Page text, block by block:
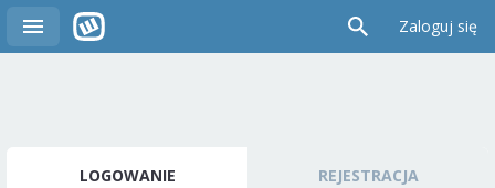
Zaloguj się
LOGOWANIE REJESTRACJA